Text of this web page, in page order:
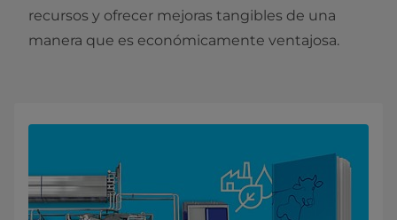
recursos y ofrecer mejoras tangibles de una
manera que es económicamente ventajosa.